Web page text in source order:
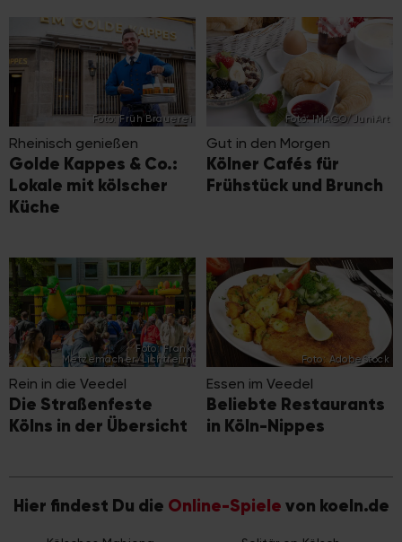
Foto: Früh Brauerei
Rheinisch genießen
Golde Kappes & Co.:
Lokale mit kölscher
Küche
Foto: IMAGO/JuniArt
Gut in den Morgen
Kölner Cafés für
Frühstück und Brunch
Foto: Frank
Metzemacher/Lichtreim
Rein in die Veedel
Die Straßenfeste
Kölns in der Übersicht
Foto: AdobeStock
Essen im Veedel
Beliebte Restaurants
in Köln-Nippes
Hier findest Du die Online-Spiele von koeln.de